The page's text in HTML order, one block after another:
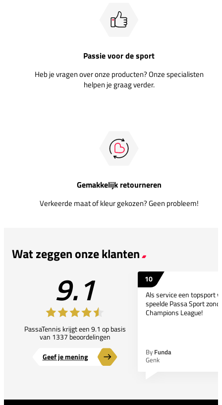
Passie voor de sport
Heb je vragen over onze producten? Onze specialisten
helpen je graag verder.
Gemakkelijk retourneren
Verkeerde maat of kleur gekozen? Geen probleem!
Wat zeggen onze klanten
9.1
PassaTennis krijgt een 9.1 op basis
van 1337 beoordelingen
Geef je mening
10
Als service een topsport
speelde Passa Sport
Champions League!
By Funda
Genk